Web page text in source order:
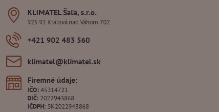
KLIMATEL Šaľa, s​.r​.o​.
925 91 Kráľová nad Váhom 702
+421 902 483 560
klimatel​@klimatel​.sk
Firemné údaje:
IČO: 45314721
DIČ: 2022943868
IČDPH: SK2022943868